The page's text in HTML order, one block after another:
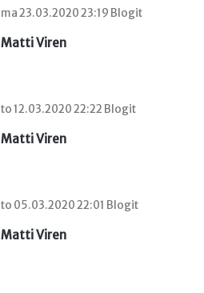
ma 23.03.2020 23:19 Blogit
Matti Viren
to 12.03.2020 22:22 Blogit
Matti Viren
to 05.03.2020 22:01 Blogit
Matti Viren